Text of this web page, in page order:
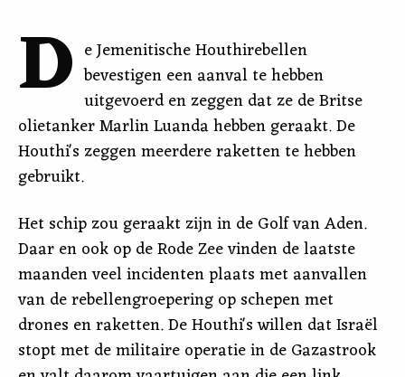
D e Jemenitische Houthirebellen
bevestigen een aanval te hebben
uitgevoerd en zeggen dat ze de Britse
olietanker Marlin Luanda hebben geraakt. De
Houthi's zeggen meerdere raketten te hebben
gebruikt.
Het schip zou geraakt zijn in de Golf van Aden.
Daar en ook op de Rode Zee vinden de laatste
maanden veel incidenten plaats met aanvallen
van de rebellengroepering op schepen met
drones en raketten. De Houthi's willen dat Israël
stopt met de militaire operatie in de Gazastrook